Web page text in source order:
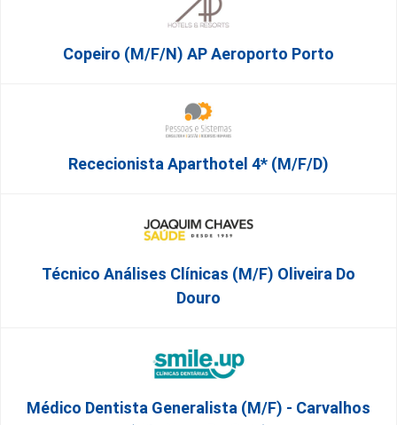
Copeiro (M/F/N) AP Aeroporto Porto
Rececionista Aparthotel 4* (m/f/d)
Técnico Análises Clínicas (M/F) Oliveira Do
Douro
Médico Dentista Generalista (M/F) - Carvalhos